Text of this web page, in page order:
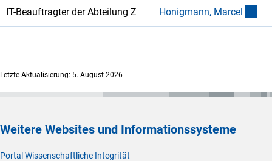
IT-Beauftragter der Abteilung Z Honigmann, Marcel
Letzte Aktualisierung: 5. August 2026
Weitere Websites und Informationssysteme
Portal Wissenschaftliche Integrität